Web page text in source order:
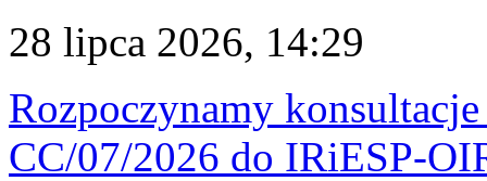
28 lipca 2026, 14:29
Rozpoczynamy
CC/07/2026 do IRiESP-